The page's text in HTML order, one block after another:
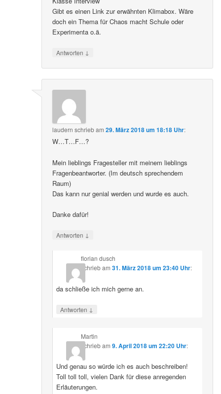
Gibt es einen Link zur erwähnten Klimabox. Wäre
doch ein Thema für Chaos macht Schule oder
Experimenta o.ä.
Antworten ↓
laudern schriebam29. März 2018 um 18:18 Uhr:
W…T…F…?
Mein lieblings Fragesteller mit meinem lieblings
Fragenbeantworter. (Im deutsch sprechendem
Raum)
Das kann nur genial werden und wurde es auch.
Danke dafür!
Antworten ↓
florian dusch
schriebam 31. März 2018 um 23:40 Uhr:
da schließe ich mich gerne an.
Antworten ↓
Martin
schriebam 9. April 2018 um 22:20 Uhr:
Und genau so würde ich es auch beschreiben!
Toll toll toll, vielen Dank für diese anregenden
Erläuterungen.